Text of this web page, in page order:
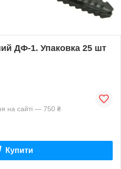
ДФ-1. Упаковка 25 шт
на сайті — 750 ₴
Купити